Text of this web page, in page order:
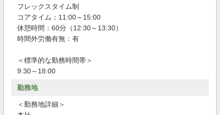
フレックスタイム制
コアタイム：11:00～15:00
休憩時間：60分（12:30～13:30）
時間外労働有無：有
＜標準的な勤務時間帯＞
9:30～18:00
勤務地
＜勤務地詳細＞